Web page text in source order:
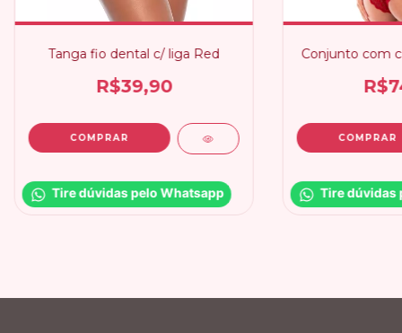
Tanga fio dental c/ liga Red
R$39,90
Tire dúvidas pelo Whatsapp
Conjunto com
COMPRAR
Tire dúvidas